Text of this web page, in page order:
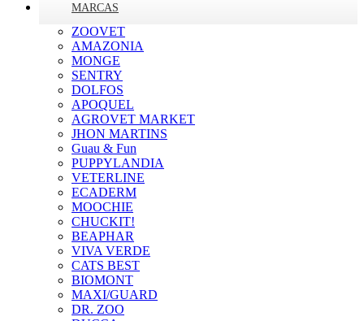
MARCAS
ZOOVET
AMAZONIA
MONGE
SENTRY
DOLFOS
APOQUEL
AGROVET MARKET
JHON MARTINS
Guau & Fun
PUPPYLANDIA
VETERLINE
ECADERM
MOOCHIE
CHUCKIT!
BEAPHAR
VIVA VERDE
CATS BEST
BIOMONT
MAXI/GUARD
DR. ZOO